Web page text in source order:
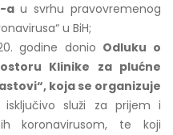
au svrhu pravovremenog
u BiH;
godine donio Odluku o
Klinike za plućne
koja se organizuje
služi za prijem i
koronavirusom, te koji